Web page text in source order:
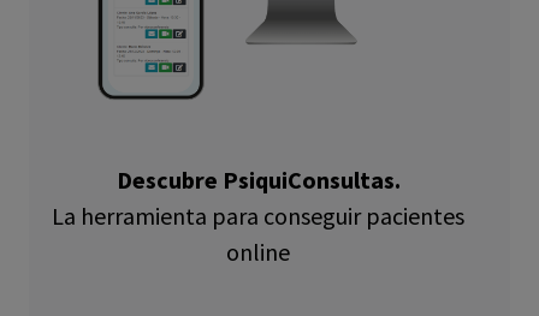
Descubre PsiquiConsultas.
La herramienta para conseguir pacientes
online